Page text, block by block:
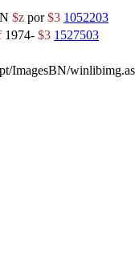
$z por$3 1052203
1974- $3 1527503
ImagesBN/